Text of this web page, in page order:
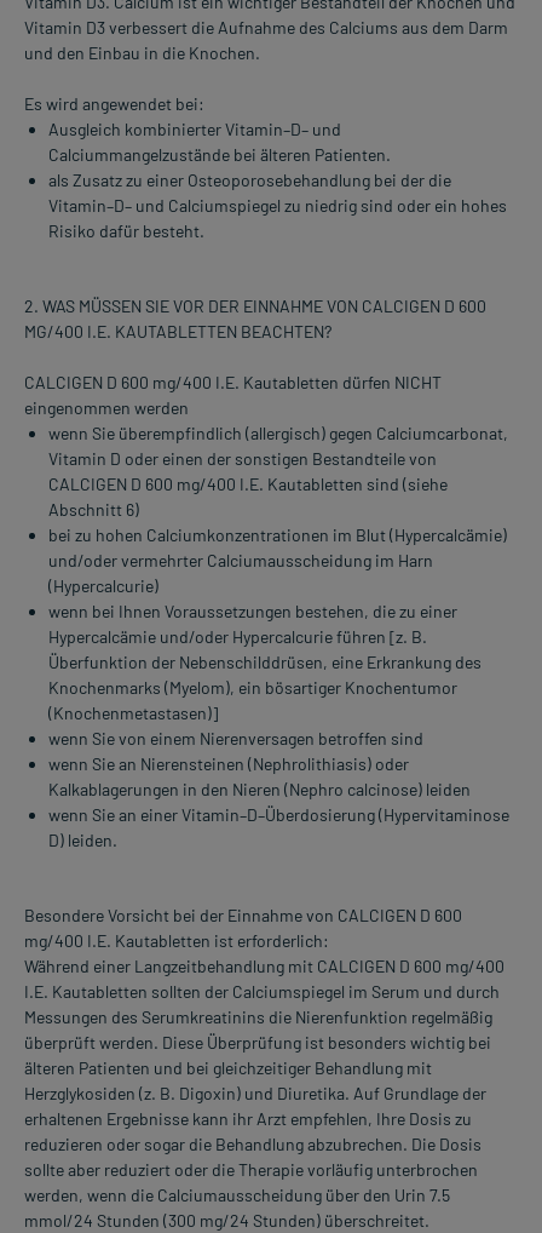
Vitamin D3 verbessert die Aufnahme des Calciums aus dem Darm
und den Einbau in die Knochen.
Es wird angewendet bei:
Ausgleich kombinierter Vitamin–D– und
Calciummangelzustände bei älteren Patienten.
als Zusatz zu einer Osteoporosebehandlung bei der die
Vitamin–D– und Calciumspiegel zu niedrig sind oder ein hohes
Risiko dafür besteht.
2. WAS MÜSSEN SIE VOR DER EINNAHME VON CALCIGEN D 600
MG/400 I.E. KAUTABLETTEN BEACHTEN?
CALCIGEN D 600 mg/400 I.E. Kautabletten dürfen NICHT
eingenommen werden
wenn Sie überempfindlich (allergisch) gegen Calciumcarbonat,
Vitamin D oder einen der sonstigen Bestandteile von
CALCIGEN D 600 mg/400 I.E. Kautabletten sind (siehe
Abschnitt 6)
bei zu hohen Calciumkonzentrationen im Blut (Hypercalcämie)
und/oder vermehrter Calciumausscheidung im Harn
(Hypercalcurie)
wenn bei Ihnen Voraussetzungen bestehen, die zu einer
Hypercalcämie und/oder Hypercalcurie führen [z. B.
Überfunktion der Nebenschilddrüsen, eine Erkrankung des
Knochenmarks (Myelom), ein bösartiger Knochentumor
(Knochenmetastasen)]
wenn Sie von einem Nierenversagen betroffen sind
wenn Sie an Nierensteinen (Nephrolithiasis) oder
Kalkablagerungen in den Nieren (Nephro calcinose) leiden
wenn Sie an einer Vitamin–D–Überdosierung (Hypervitaminose
D) leiden.
Besondere Vorsicht bei der Einnahme von CALCIGEN D 600
mg/400 I.E. Kautabletten ist erforderlich:
Während einer Langzeitbehandlung mit CALCIGEN D 600 mg/400
I.E. Kautabletten sollten der Calciumspiegel im Serum und durch
Messungen des Serumkreatinins die Nierenfunktion regelmäßig
überprüft werden. Diese Überprüfung ist besonders wichtig bei
älteren Patienten und bei gleichzeitiger Behandlung mit
Herzglykosiden (z. B. Digoxin) und Diuretika. Auf Grundlage der
erhaltenen Ergebnisse kann ihr Arzt empfehlen, Ihre Dosis zu
reduzieren oder sogar die Behandlung abzubrechen. Die Dosis
sollte aber reduziert oder die Therapie vorläufig unterbrochen
werden, wenn die Calciumausscheidung über den Urin 7.5
mmol/24 Stunden (300 mg/24 Stunden) überschreitet.